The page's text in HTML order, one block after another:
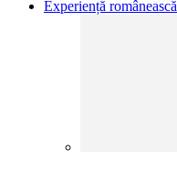
Experiență românească